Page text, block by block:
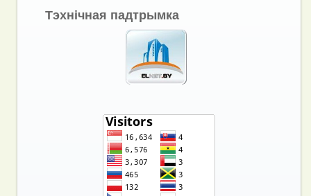
Тэхнічная падтрымка